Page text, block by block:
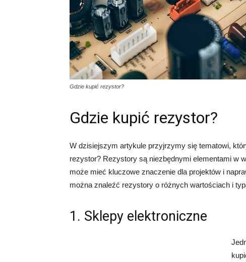
Gdzie kupić rezystor?
Gdzie kupić rezystor?
W dzisiejszym artykule przyjrzymy się tematowi,
rezystor? Rezystory są niezbędnymi elementami w
może mieć kluczowe znaczenie dla projektów i
można znaleźć rezystory o różnych wartościach i
1. Sklepy elektroniczne